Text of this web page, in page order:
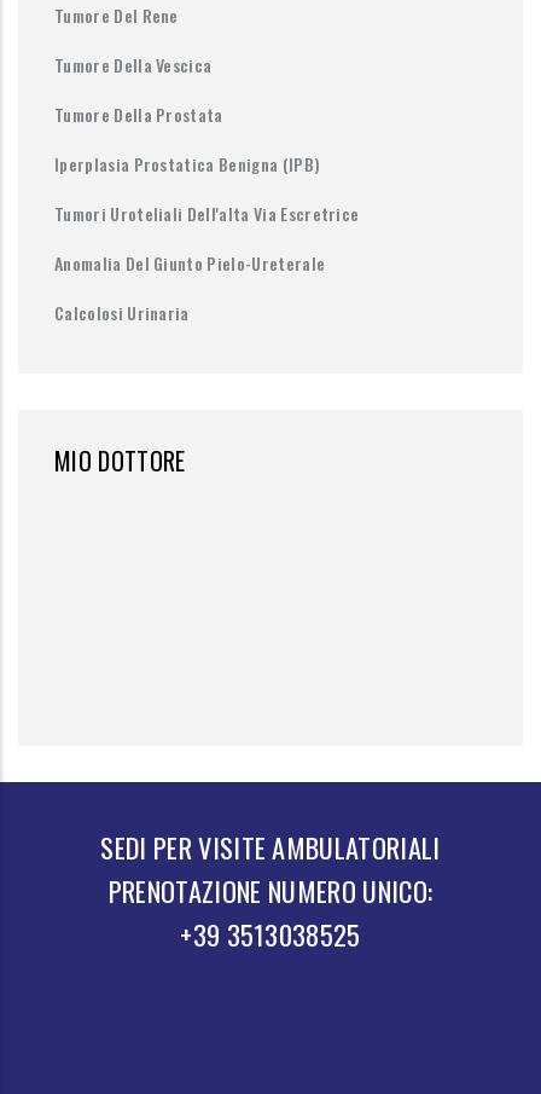
Tumore Del Rene
Tumore Della Vescica
Tumore Della Prostata
Iperplasia Prostatica Benigna (IPB)
Tumori Uroteliali Dell'alta Via Escretrice
Anomalia Del Giunto Pielo-Ureterale
Calcolosi Urinaria
MIO DOTTORE
SEDI PER VISITE AMBULATORIALI
PRENOTAZIONE NUMERO UNICO:
+39 3513038525